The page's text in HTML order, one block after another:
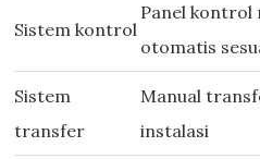
Sistem kontrol
Panel kontrol
otomatis
Sistem
transfer
Manual
instalasi